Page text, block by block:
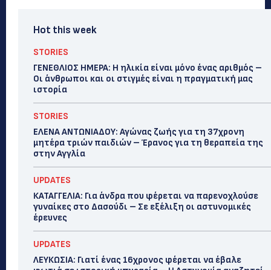
Hot this week
STORIES
ΓΕΝΕΘΛΙΟΣ ΗΜΕΡΑ: Η ηλικία είναι μόνο ένας αριθμός –
Οι άνθρωποι και οι στιγμές είναι η πραγματική μας
ιστορία
STORIES
ΕΛΕΝΑ ΑΝΤΩΝΙΑΔΟΥ: Αγώνας ζωής για τη 37χρονη
μητέρα τριών παιδιών – Έρανος για τη θεραπεία της
στην Αγγλία
UPDATES
ΚΑΤΑΓΓΕΛΙΑ: Για άνδρα που φέρεται να παρενοχλούσε
γυναίκες στο Δασούδι – Σε εξέλιξη οι αστυνομικές
έρευνες
UPDATES
ΛΕΥΚΩΣΙΑ: Γιατί ένας 16χρονος φέρεται να έβαλε